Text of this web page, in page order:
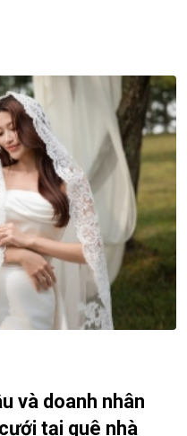
và doanh nhân
tại quê nhà